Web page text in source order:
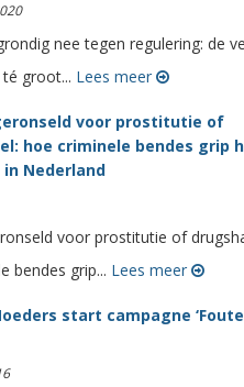
nee tegen regulering: de
groot... Lees meer
voor prostitutie of
hoe criminele bendes grip
Nederland
voor prostitutie of
bendes grip... Lees meer
start campagne ‘Foute